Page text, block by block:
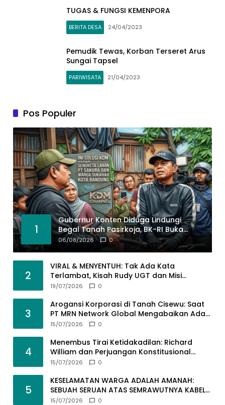
TUGAS & FUNGSI KEMENPORA
BERITA DESA 24/04/2023
Pemudik Tewas, Korban Terseret Arus
Sungai Tapsel
PARIWISATA 21/04/2023
Pos Populer
1
Gubernur Konten Diduga Lindungi
Begal Tanah Pasirkoja, BK-RI Buka
Suara!
06/08/2026 0
2
VIRAL & MENYENTUH: Tak Ada Kata
Terlambat, Kisah Rudy UGT dan Misi
Membangun SDM Bangsa Lewat Kuliah
19/07/2026 0
3
Arogansi Korporasi di Tanah Cisewu: Saat
PT MRN Network Global Mengabaikan Adab
dan Hukum
15/07/2026 0
4
Menembus Tirai Ketidakadilan: Richard
William dan Perjuangan Konstitusional
Advokat dalam KUHAP Baru
15/07/2026 0
5
KESELAMATAN WARGA ADALAH AMANAH:
SEBUAH SERUAN ATAS SEMRAWUTNYA KABEL
UTILITAS
15/07/2026 0